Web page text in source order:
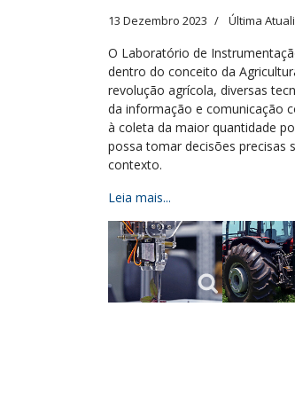
13 Dezembro 2023 Última
O Laboratório de
dentro do conceito da
revolução agrícola, diversas
da informação e comunicação
à coleta da maior quantidade
possa tomar decisões precisas
contexto.
Leia mais...